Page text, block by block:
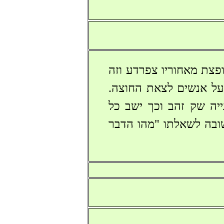
מאחוריו צפרדע וזה
אנשים לצאת החוצה.
שק זהב וכך ישב כל
לשאלתו "מהו הדבר